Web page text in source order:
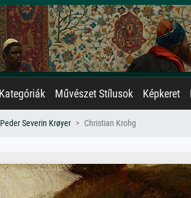
Kategóriák Művészet Stílusok Képkeret
Peder Severin Krøyer Christian Krohg